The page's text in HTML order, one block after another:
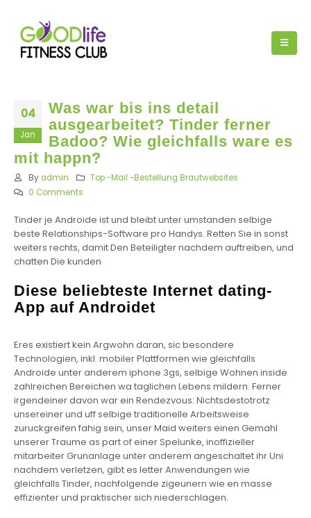
04
Jan
Was war bis ins detail
ausgearbeitet? Tinder ferner
Badoo? Wie gleichfalls ware es
mit happn?
By admin
Top -Mail -Bestellung Brautwebsites
0 Comments
Tinder je Androide ist und bleibt unter umstanden selbige
beste Relationships-Software pro Handys. Retten Sie in sonst
weiters rechts, damit Den Beteiligter nachdem auftreiben, und
chatten Die kunden
Diese beliebteste Internet dating-
App auf Androidet
Eres existiert kein Argwohn daran, sic besondere
Technologien, inkl. mobiler Plattformen wie gleichfalls
Androide unter anderem iphone 3gs, selbige Wohnen inside
zahlreichen Bereichen wa taglichen Lebens mildern. Ferner
irgendeiner davon war ein Rendezvous: Nichtsdestotrotz
unsereiner und uff selbige traditionelle Arbeitsweise
zuruckgreifen fahig sein, unser Maid weiters einen Gemahl
unserer Traume as part of einer Spelunke, inoffizieller
mitarbeiter Grunanlage unter anderem angeschaltet ihr Uni
nachdem verletzen, gibt es letter Anwendungen wie
gleichfalls Tinder, nachfolgende zigeunern wie en masse
effizienter und praktischer sich niederschlagen.